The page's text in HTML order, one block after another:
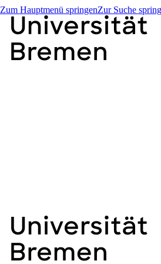
Zum Hauptmenü springenZur Suche